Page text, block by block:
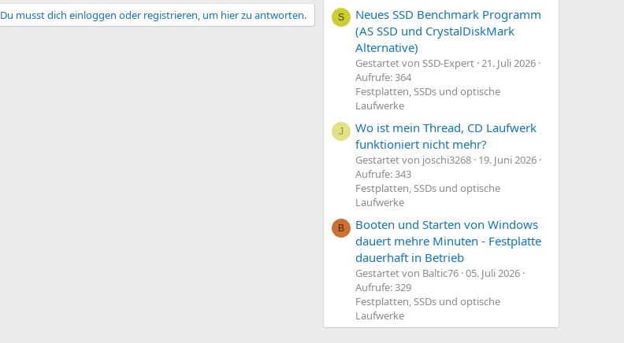
Du musst dich einloggen oder registrieren, um hier zu antworten. S
Neues SSD Benchmark Programm
(AS SSD und CrystalDiskMark
Alternative)
Gestartet von SSD-Expert 21. Juli 2026
Aufrufe: 364
Festplatten, SSDs und optische
Laufwerke
J
Wo ist mein Thread, CD Laufwerk
funktioniert nicht mehr?
Gestartet von joschi3268 19. Juni 2026
Aufrufe: 343
Festplatten, SSDs und optische
Laufwerke
B
Booten und Starten von Windows
dauert mehre Minuten - Festplatte
dauerhaft in Betrieb
Gestartet von Baltic76 05. Juli 2026
Aufrufe: 329
Festplatten, SSDs und optische
Laufwerke